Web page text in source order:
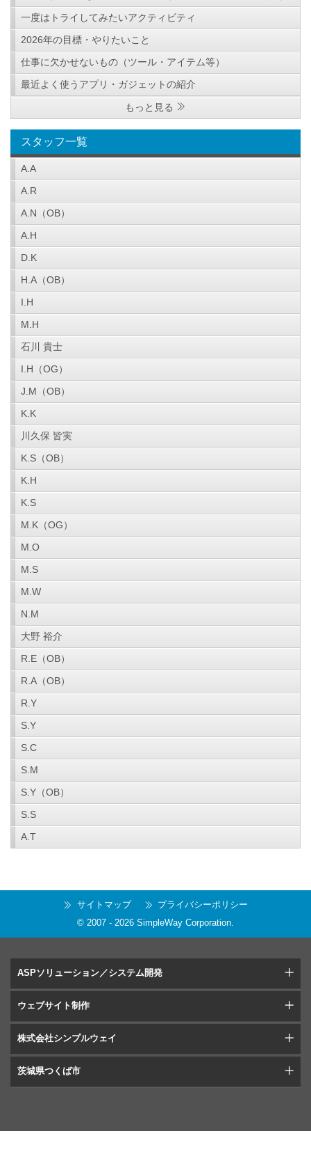
一度はトライしてみたいアクティビティ
2026年の目標・やりたいこと
仕事に欠かせないもの（ツール・アイテム等）
最近よく使うアプリ・ガジェットの紹介
もっと見る
スタッフ一覧
A.A
A.R
A.N（OB）
A.H
D.K
H.A（OB）
I.H
M.H
石川 貴士
I.H（OG）
J.M（OB）
K.K
川久保 皆実
K.S（OB）
K.H
K.S
M.K（OG）
M.O
M.S
M.W
N.M
大野 裕介
R.E（OB）
R.A（OB）
R.Y
S.Y
S.C
S.M
S.Y（OB）
S.S
A.T
サイトマップ
プライバシーポリシー
© 2007 - 2026 SimpleWay Corporation.
ASPソリューション／システム開発
ウェブサイト制作
株式会社シンプルウェイ
茨城県つくば市